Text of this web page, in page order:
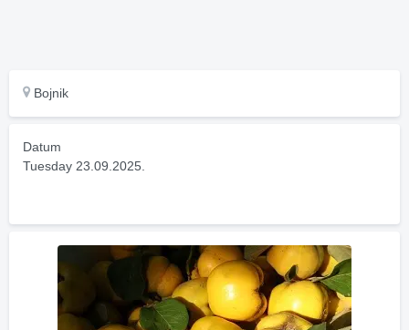
Bojnik
Datum
Tuesday 23.09.2025.